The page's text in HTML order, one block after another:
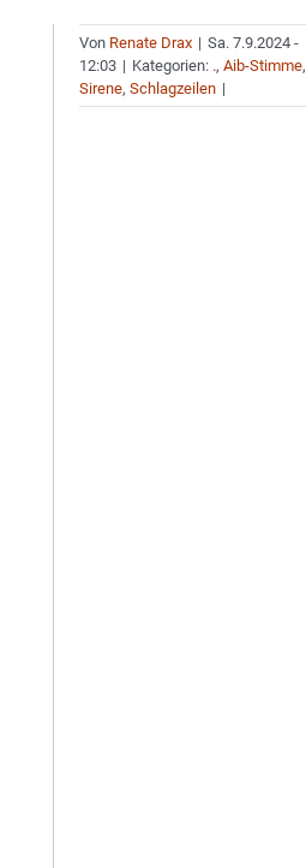
Von Renate Drax | Sa. 7.9.2024 -
12:03 | Kategorien: .,Aib-Stimme,
Sirene,Schlagzeilen |